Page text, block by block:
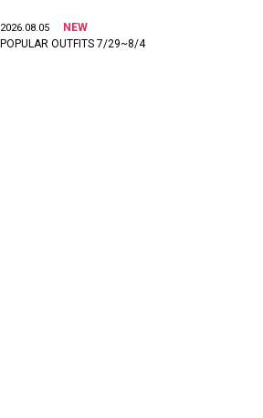
2026.08.05
NEW
POPULAR OUTFITS 7/29~8/4